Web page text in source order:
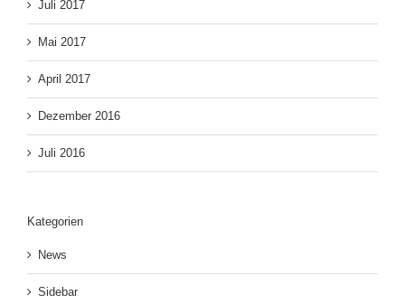
Juli 2017
Mai 2017
April 2017
Dezember 2016
Juli 2016
Kategorien
News
Sidebar